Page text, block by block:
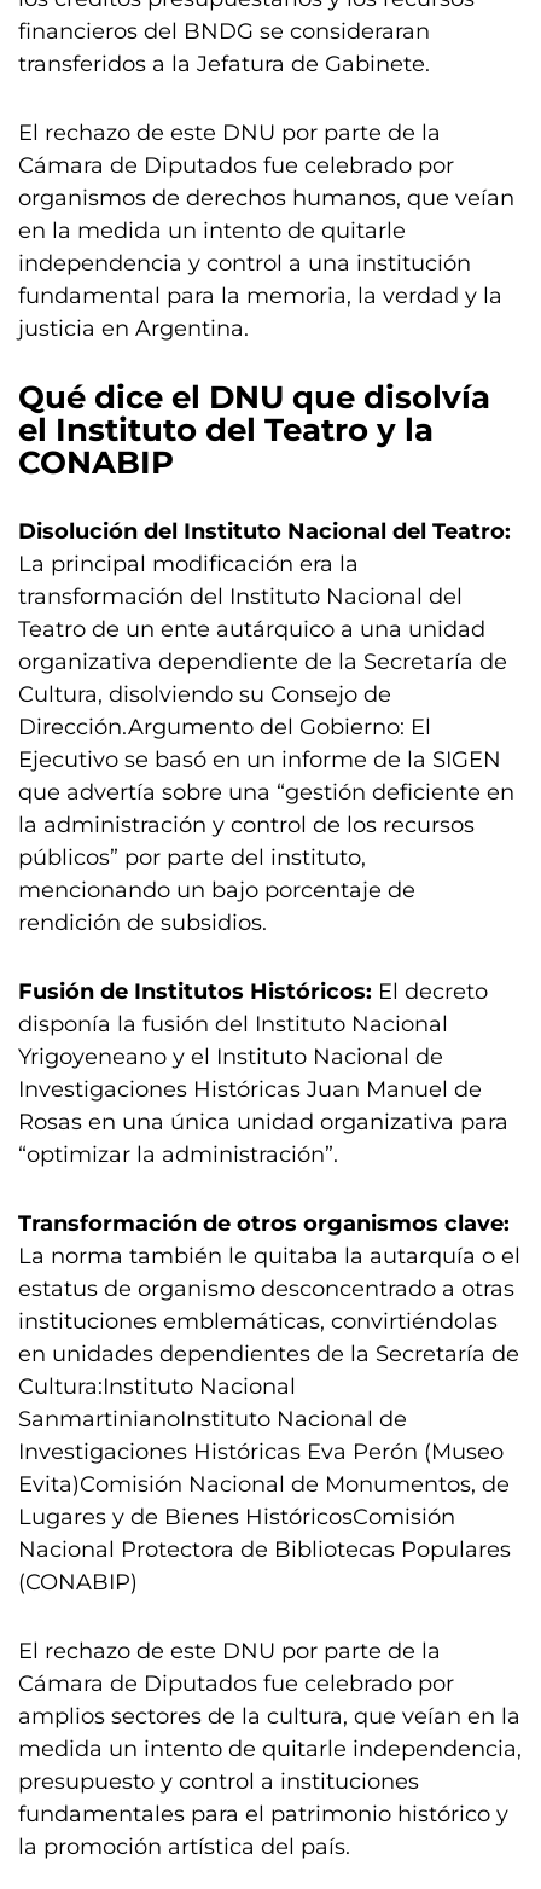
financieros del BNDG se consideraran
transferidos a la Jefatura de Gabinete.
El rechazo de este DNU por parte de la
Cámara de Diputados fue celebrado por
organismos de derechos humanos, que veían
en la medida un intento de quitarle
independencia y control a una institución
fundamental para la memoria, la verdad y la
justicia en Argentina.
Qué dice el DNU que disolvía
el Instituto del Teatro y la
CONABIP
Disolución del Instituto Nacional del Teatro:
La principal modificación era la
transformación del Instituto Nacional del
Teatro de un ente autárquico a una unidad
organizativa dependiente de la Secretaría de
Cultura, disolviendo su Consejo de
Dirección.Argumento del Gobierno: El
Ejecutivo se basó en un informe de la SIGEN
que advertía sobre una “gestión deficiente en
la administración y control de los recursos
públicos” por parte del instituto,
mencionando un bajo porcentaje de
rendición de subsidios.
Fusión de Institutos Históricos: El decreto
disponía la fusión del Instituto Nacional
Yrigoyeneano y el Instituto Nacional de
Investigaciones Históricas Juan Manuel de
Rosas en una única unidad organizativa para
“optimizar la administración”.
Transformación de otros organismos clave:
La norma también le quitaba la autarquía o el
estatus de organismo desconcentrado a otras
instituciones emblemáticas, convirtiéndolas
en unidades dependientes de la Secretaría de
Cultura:Instituto Nacional
SanmartinianoInstituto Nacional de
Investigaciones Históricas Eva Perón (Museo
Evita)Comisión Nacional de Monumentos, de
Lugares y de Bienes HistóricosComisión
Nacional Protectora de Bibliotecas Populares
(CONABIP)
El rechazo de este DNU por parte de la
Cámara de Diputados fue celebrado por
amplios sectores de la cultura, que veían en la
medida un intento de quitarle independencia,
presupuesto y control a instituciones
fundamentales para el patrimonio histórico y
la promoción artística del país.